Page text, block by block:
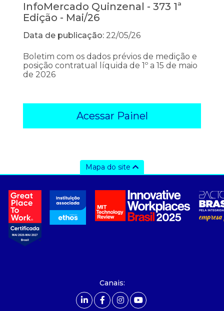
InfoMercado Quinzenal - 373 1ª
Edição - Mai/26
Data de publicação: 22/05/26
Boletim com os dados prévios de medição e
posição contratual líquida de 1º a 15 de maio
de 2026
Acessar Painel
Mapa do site
- sobre nós
- governança
- nossos associados
- integridade, riscos e auditoria
- relatório de sustentabilidade
Canais: